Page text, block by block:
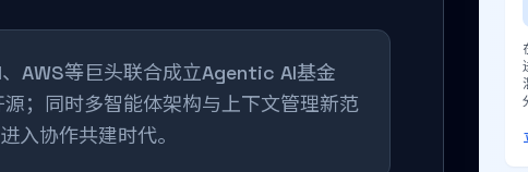
AWS等巨头联合成立Agentic AI基金
；同时多智能体架构与上下文管理新范
入协作共建时代。